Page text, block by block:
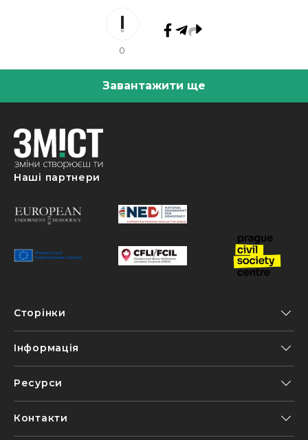
0
Завантажити ще
Наші партнери
Сторінки
Інформація
Ресурси
Контакти